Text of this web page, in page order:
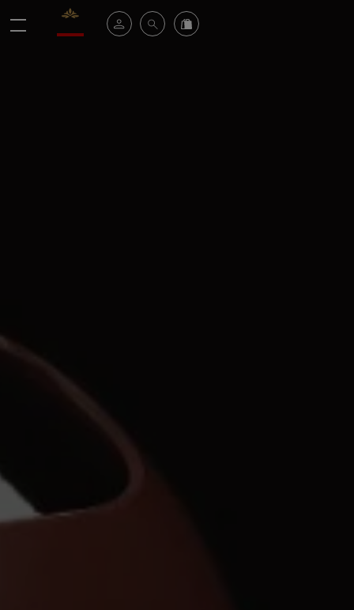
Valrhona - Imaginons le meilleur du chocolat
Espace clientRechercheCommandez en ligne